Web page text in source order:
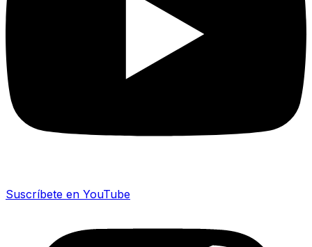
Suscríbete en YouTube